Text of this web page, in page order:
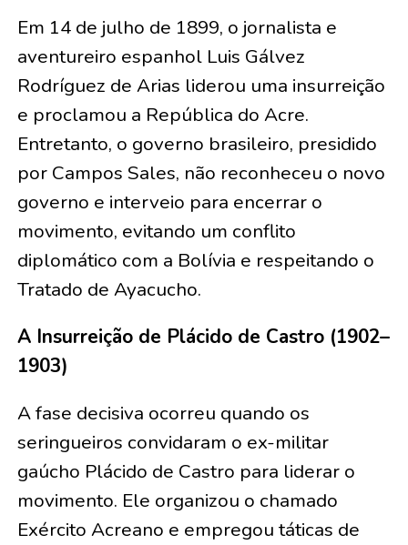
Em 14 de julho de 1899, o jornalista e
aventureiro espanhol Luis Gálvez
Rodríguez de Arias liderou uma insurreição
e proclamou a República do Acre.
Entretanto, o governo brasileiro, presidido
por Campos Sales, não reconheceu o novo
governo e interveio para encerrar o
movimento, evitando um conflito
diplomático com a Bolívia e respeitando o
Tratado de Ayacucho.
A Insurreição de Plácido de Castro (1902–
1903)
A fase decisiva ocorreu quando os
seringueiros convidaram o ex-militar
gaúcho Plácido de Castro para liderar o
movimento. Ele organizou o chamado
Exército Acreano e empregou táticas de